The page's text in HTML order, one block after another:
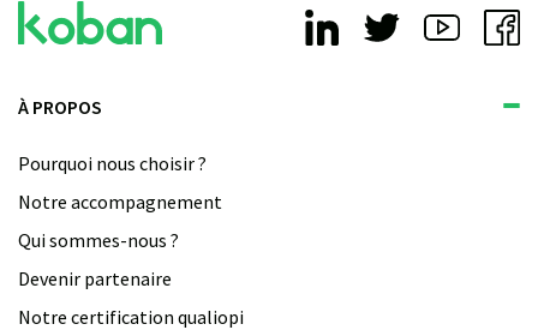
À PROPOS
Pourquoi nous choisir ?
Notre accompagnement
Qui sommes-nous ?
Devenir partenaire
Notre certification qualiopi